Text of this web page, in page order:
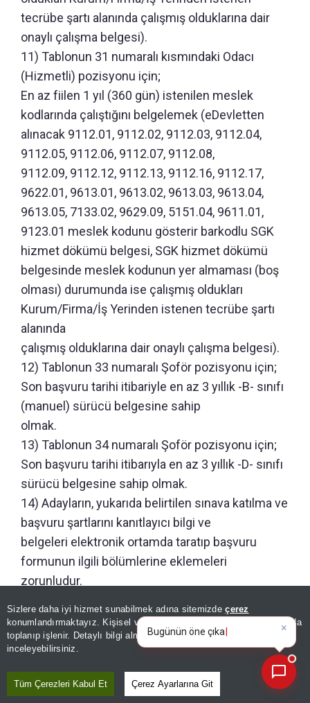
Sizlere daha iyi hizmet sunabilmek adına sitemizdeçerez
konumlandırmaktayız. Kişisel verileriniz, KVKK ve GDPR kapsamında
toplanıp işlenir. Detaylı bilgi almak içinAydınlatma Metnimizi
inceleyebilirsiniz.
Tüm Çerezleri Kabul Et Çerez Ayarlarına Git
tecrübe şartı alanında çalışmış olduklarına dair
onaylı çalışma belgesi).
11) Tablonun 31 numaralı kısmındaki Odacı
(Hizmetli) pozisyonu için;
En az fiilen 1 yıl (360 gün) istenilen meslek
kodlarında çalıştığını belgelemek (eDevletten
alınacak 9112.01, 9112.02, 9112.03, 9112.04,
9112.05, 9112.06, 9112.07, 9112.08,
9112.09, 9112.12, 9112.13, 9112.16, 9112.17,
9622.01, 9613.01, 9613.02, 9613.03, 9613.04,
9613.05, 7133.02, 9629.09, 5151.04, 9611.01,
9123.01 meslek kodunu gösterir barkodlu SGK
hizmet dökümü belgesi, SGK hizmet dökümü
belgesinde meslek kodunun yer almaması (boş
olması) durumunda ise çalışmış oldukları
Kurum/Firma/İş Yerinden istenen tecrübe şartı
alanında
çalışmış olduklarına dair onaylı çalışma belgesi).
12) Tablonun 33 numaralı Şoför pozisyonu için;
Son başvuru tarihi itibariyle en az 3 yıllık -B- sınıfı
(manuel) sürücü belgesine sahip
olmak.
13) Tablonun 34 numaralı Şoför pozisyonu için;
Son başvuru tarihi itibarıyla en az 3 yıllık -D- sınıfı
sürücü belgesine sahip olmak.
14) Adayların, yukarıda belirtilen sınava katılma ve
başvuru şartlarını kanıtlayıcı bilgi ve
belgeleri elektronik ortamda taratıp başvuru
formunun ilgili bölümlerine eklemeleri
zorunludur.
tabloda yer alan pozisyonlardan sadece
biri için başvuruda bulunabilecektir. Birden fazla
pozisyon ve il için başvuran adayların
başvuruları geçersiz sayılacaktır.
16) 399 sayılı Kanun Hükmünde Kararnameye
×
Bugünün öne çıkan manşetleri
ve gelişmeleri neler?